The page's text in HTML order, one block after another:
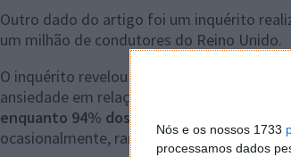
Nós e os nossos 1733
processamos dados
Outro dado do artigo foi um inquérito
um milhão de condutores do Reino Unido.
O inquérito revelou que apenas 6% dos
ansiedade em relação à autonomia, quer
enquanto 94% dos condutores
ocasionalmente, raramente ou nunca.